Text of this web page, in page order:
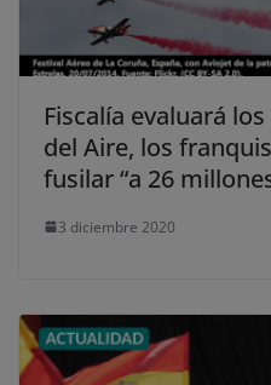
Fiscalía evaluará
del Aire, los
fusilar “a 26
3 diciembre 2020